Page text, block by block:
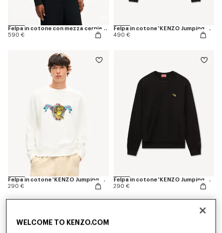
Felpa in cotone con mezza cerniera e ricamo 'KENZO Wildflower'
590 €
Felpa in cotone 'KENZO Jumping Tiger'
490 €
Felpa in cotone 'KENZO Jumping Tiger'
290 €
Felpa in cotone 'KENZO Jumping Tiger'
290 €
WELCOME TO KENZO.COM